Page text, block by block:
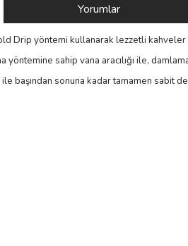
Yorumlar
Drip yöntemi kullanarak lezzetli
sahip vana aracılığı ile,
başından sonuna kadar tamamen sabit